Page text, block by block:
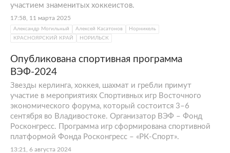
участием знаменитых хоккеистов.
17:58, 11 марта 2025
Александр Могильный Алексей Касатонов
Норникель
КРАСНОЯРСКИЙ КРАЙ
НОРИЛЬСК
Опубликована спортивная программа
ВЭФ-2024
Звезды керлинга, хоккея, шахмат и гребли примут
участие в мероприятиях Спортивных игр Восточного
экономического форума, который состоится 3–6
сентября во Владивостоке. Организатор ВЭФ – Фонд
Росконгресс. Программа игр сформирована спортивной
платформой Фонда Росконгресс – «РК-Спорт».
13:21, 6 августа 2024